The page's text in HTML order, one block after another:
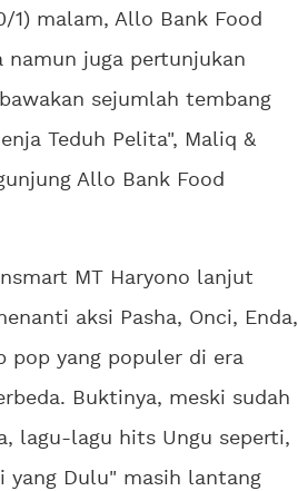
1) malam, Allo Bank Food
namun juga pertunjukan
sejumlah tembang
Teduh Pelita", Maliq &
Allo Bank Food
MT Haryono lanjut
aksi Pasha, Onci, Enda,
pop yang populer di era
Buktinya, meski sudah
lagu-lagu hits Ungu seperti,
yang Dulu" masih lantang